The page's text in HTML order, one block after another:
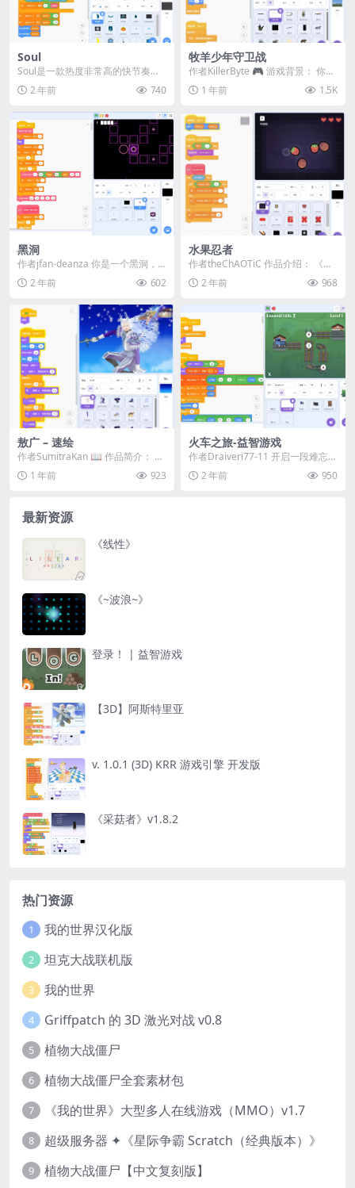
Soul
Soul是一款热度非常高的快节奏生
存类游戏。 击败敌人解锁更多的技
能，尽可能长时...
2 年前 740
牧羊少年守卫战
作者KillerByte 🎮 游戏背景：​​ 你是
一个牧羊少年，必须守护唯一的
绵...1 年前 1.5K
黑洞
作者jfan-deanza 你是一个黑洞，
从一个格子跳到另一个格子，在移
动中要小...
2 年前 602
水果忍者
作者theChAOTiC 作品介绍： 《水
果忍者》是一款经典的切割游戏，
玩家通过...
2 年前 968
敖广 – 速绘
作者SumitraKan 📖 作品简介：​ 这
是一款以敖广​（东海龙王）为主题
的...1 年前 923
火车之旅-益智游戏
作者Draiveri77-11 开启一段难忘的
火车之旅，穿越6个不同的世界，挑
战...2 年前 950
最新资源
《线性》
《~波浪~》
登录！ | 益智游戏
【3D】阿斯特里亚
v. 1.0.1 (3D) KRR 游戏引擎 开发版
《采菇者》v1.8.2
热门资源
1 我的世界汉化版
2 坦克大战联机版
3 我的世界
4 Griffpatch 的 3D 激光对战 v0.8
5 植物大战僵尸
6 植物大战僵尸全套素材包
7 《我的世界》大型多人在线游戏（MMO）v1.7
8 超级服务器 ✦《星际争霸 Scratch（经典版本）》
9 植物大战僵尸【中文复刻版】